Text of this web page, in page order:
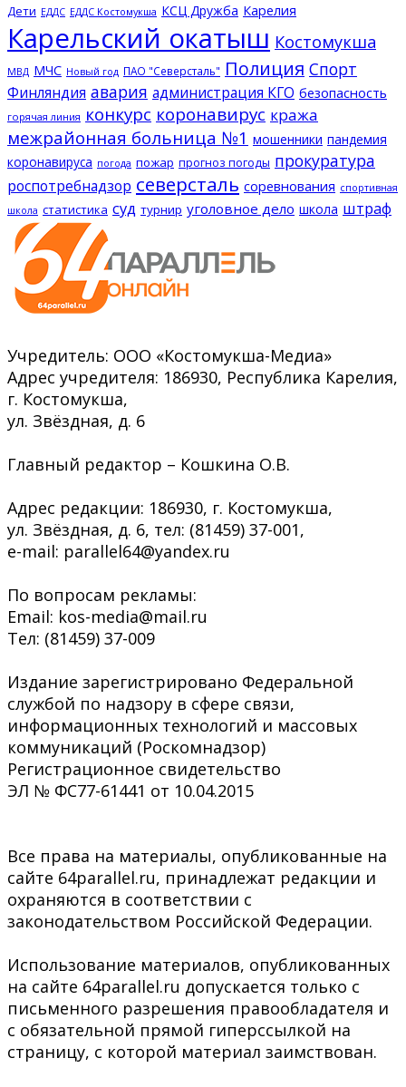
Дети ЕДДС ЕДДС Костомукша КСЦ Дружба Карелия
Карельский окатыш Костомукша
МВД МЧС Новый год ПАО "Северсталь" Полиция Спорт
Финляндия авария администрация КГО безопасность
горячая линия конкурс коронавирус кража
межрайонная больница №1 мошенники пандемия
коронавируса погода пожар прогноз погоды прокуратура
роспотребнадзор северсталь соревнования спортивная
школа статистика суд турнир уголовное дело школа штраф
Учредитель: ООО «Костомукша-Медиа»
Адрес учредителя: 186930, Республика Карелия,
г. Костомукша,
ул. Звёздная, д. 6
Главный редактор – Кошкина О.В.
Адрес редакции: 186930, г. Костомукша,
ул. Звёздная, д. 6, тел: (81459) 37-001,
e-mail: parallel64@yandex.ru
По вопросам рекламы:
Email: kos-media@mail.ru
Тел: (81459) 37-009
Издание зарегистрировано Федеральной
службой по надзору в сфере связи,
информационных технологий и массовых
коммуникаций (Роскомнадзор)
Регистрационное свидетельство
ЭЛ № ФС77-61441 от 10.04.2015
Все права на материалы, опубликованные на
сайте 64parallel.ru, принадлежат редакции и
охраняются в соответствии с
законодательством Российской Федерации.
Использование материалов, опубликованных
на сайте 64parallel.ru допускается только с
письменного разрешения правообладателя и
с обязательной прямой гиперссылкой на
страницу, с которой материал заимствован.